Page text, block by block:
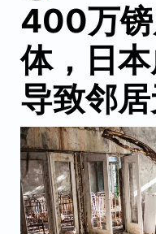
400万镑
体，日本
导致邻居